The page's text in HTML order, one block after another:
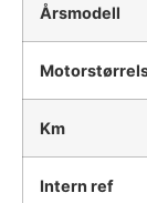
Årsmodell
Km
Intern ref